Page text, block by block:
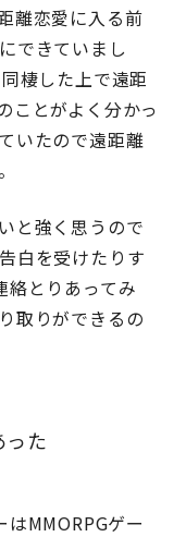
離恋愛に入る前
できていまし
棲した上で遠距
ことがよく分かっ
いたので遠距離
と強く思うので
白を受けたりす
絡とりあってみ
取りができるの
た
MMORPGゲー